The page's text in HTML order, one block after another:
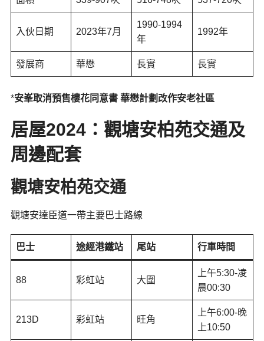
入伙日期 2023年7月
1990-1994
年
1992年
發展商 華懋 長實 長實
*安峯取消預售樓花同意書 華懋計劃改作安老社區
居屋2024：觀塘安柏苑交通及
周邊配套
觀塘安柏苑交通
觀塘安達臣道一帶主要巴士路線
巴士 途經港鐵站 尾站 行車時間
88 彩虹站 大圍
上午5:30-凌
晨00:30
213D 彩虹站 旺角
上午6:00-晚
上10:50